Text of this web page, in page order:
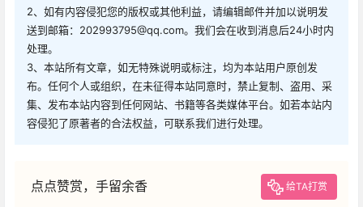
2、如有内容侵犯您的版权或其他利益，请编辑邮件并加以说明发
送到邮箱：202993795@qq.com。我们会在收到消息后24小时内
处理。
3、本站所有文章，如无特殊说明或标注，均为本站用户原创发
布。任何个人或组织，在未征得本站同意时，禁止复制、盗用、采
集、发布本站内容到任何网站、书籍等各类媒体平台。如若本站内
容侵犯了原著者的合法权益，可联系我们进行处理。
点点赞赏，手留余香 给TA打赏